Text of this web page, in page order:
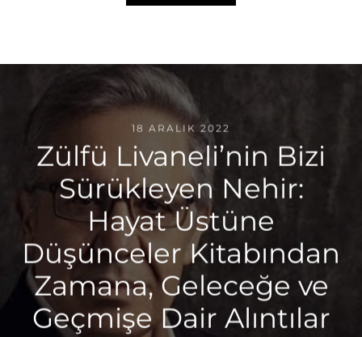
18 ARALIK 2022
Zülfü Livaneli’nin Bizi
Sürükleyen Nehir:
Hayat Üstüne
Düşünceler Kitabından
Zamana, Geleceğe ve
Geçmişe Dair Alıntılar